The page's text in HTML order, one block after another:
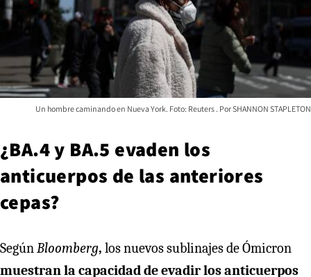
Un hombre caminando en Nueva York. Foto: Reuters SHANNON STAPLETON
¿BA.4 y BA.5 evaden los
anticuerpos de las anteriores
cepas?
Según Bloomberg, los nuevos sublinajes de Ómicron
muestran la capacidad de evadir los anticuerpos